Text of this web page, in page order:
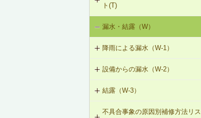
T-1-002 丁番の取替え
T-1-003 ラッチボルト受金物の調整
ト(T)
建具の開閉不良（T-1）
漏水・結露（W）
降雨による漏水（W-1）
W-1-501 けらば水切の再施工
W-1-502 軒先水切・軒どいの再施工
W-1-503 棟部下地及びシーリング材
設備からの漏水（W-2）
W-2-001 混合水栓の接続部品の交換
W-2-002 給湯配管の取替え、再固定
結露（W-3）
W-3-001 防露型の便器・ロータンク
不具合事象の原因別補修方法リス